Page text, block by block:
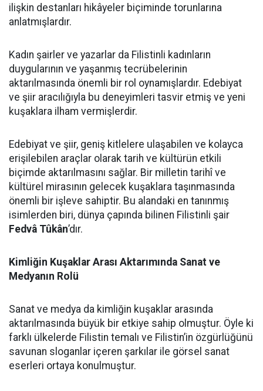
ilişkin destanları hikâyeler biçiminde torunlarına
anlatmışlardır.
Kadın şairler ve yazarlar da Filistinli kadınların
duygularının ve yaşanmış tecrübelerinin
aktarılmasında önemli bir rol oynamışlardır. Edebiyat
ve şiir aracılığıyla bu deneyimleri tasvir etmiş ve yeni
kuşaklara ilham vermişlerdir.
Edebiyat ve şiir, geniş kitlelere ulaşabilen ve kolayca
erişilebilen araçlar olarak tarih ve kültürün etkili
biçimde aktarılmasını sağlar. Bir milletin tarihî ve
kültürel mirasının gelecek kuşaklara taşınmasında
önemli bir işleve sahiptir. Bu alandaki en tanınmış
isimlerden biri, dünya çapında bilinen Filistinli şair
Fedvâ Tûkân’dır.
Kimliğin Kuşaklar Arası Aktarımında Sanat ve
Medyanın Rolü
Sanat ve medya da kimliğin kuşaklar arasında
aktarılmasında büyük bir etkiye sahip olmuştur. Öyle ki
farklı ülkelerde Filistin temalı ve Filistin’in özgürlüğünü
savunan sloganlar içeren şarkılar ile görsel sanat
eserleri ortaya konulmuştur.